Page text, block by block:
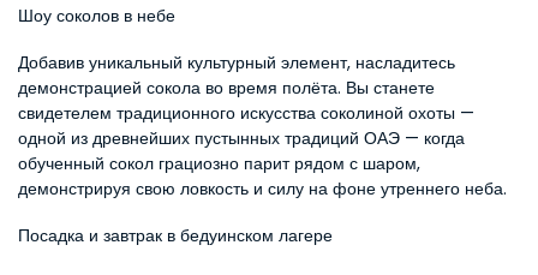
Шоу соколов в небе
Добавив уникальный культурный элемент, насладитесь
демонстрацией сокола во время полёта. Вы станете
свидетелем традиционного искусства соколиной охоты —
одной из древнейших пустынных традиций ОАЭ — когда
обученный сокол грациозно парит рядом с шаром,
демонстрируя свою ловкость и силу на фоне утреннего неба.
Посадка и завтрак в бедуинском лагере